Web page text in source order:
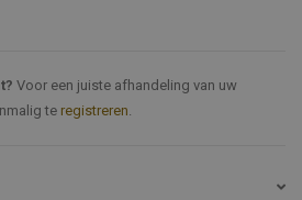
Voor een juiste afhandeling van uw
te registreren.